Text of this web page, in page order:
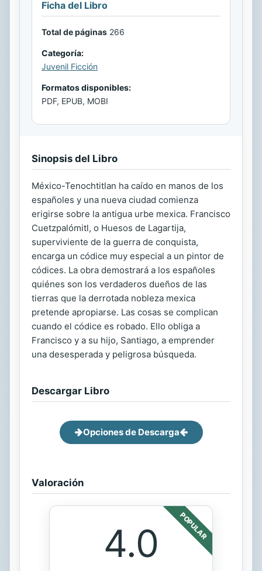
Ficha del Libro
Total de páginas 266
Categoría:
Juvenil Ficción
Formatos disponibles:
PDF, EPUB, MOBI
Sinopsis del Libro
México-Tenochtitlan ha caído en manos de los
españoles y una nueva ciudad comienza
erigirse sobre la antigua urbe mexica. Francisco
Cuetzpalómitl, o Huesos de Lagartija,
superviviente de la guerra de conquista,
encarga un códice muy especial a un pintor de
códices. La obra demostrará a los españoles
quiénes son los verdaderos dueños de las
tierras que la derrotada nobleza mexica
pretende apropiarse. Las cosas se complican
cuando el códice es robado. Ello obliga a
Francisco y a su hijo, Santiago, a emprender
una desesperada y peligrosa búsqueda.
Descargar Libro
Opciones de Descarga
Valoración
POPULAR
4.0